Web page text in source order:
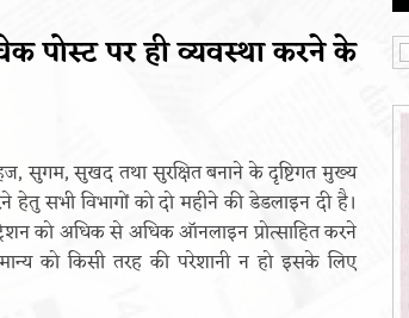
पोस्ट पर ही व्यवस्था करने के
सुगम, सुखद तथा सुरक्षित बनाने के दृष्टिगत मुख्य
हेतु सभी विभागों को दो महीने की डेडलाइन दी है।
को अधिक से अधिक ऑनलाइन प्रोत्साहित करने
को किसी तरह की परेशानी न हो इसके लिए